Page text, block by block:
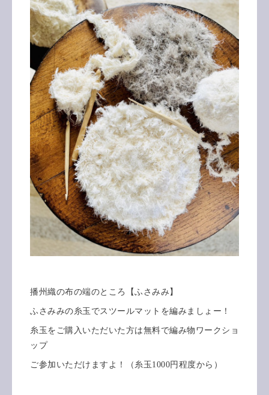
播州織の布の端のところ【ふさみみ】
ふさみみの糸玉でスツールマットを編みましょー！
糸玉をご購入いただいた方は無料で編み物ワークショ
ップ
ご参加いただけますよ！（糸玉1000円程度から）